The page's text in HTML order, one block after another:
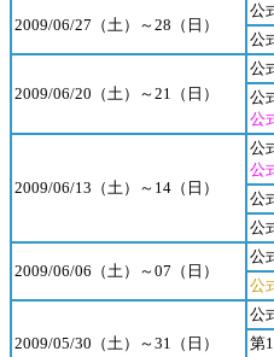
2009/06/27（土）～28（日）
公
公
2009/06/20（土）～21（日）
公
公
公
2009/06/13（土）～14（日）
公
公
公
公
2009/06/06（土）～07（日）
公
公
2009/05/30（土）～31（日）
公
第